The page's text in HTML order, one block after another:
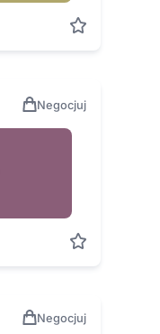
Negocjuj
Negocjuj